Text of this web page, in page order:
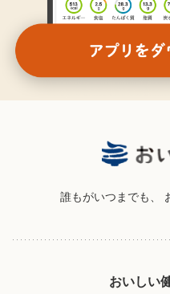
誰もがいつまでも、
おいしい